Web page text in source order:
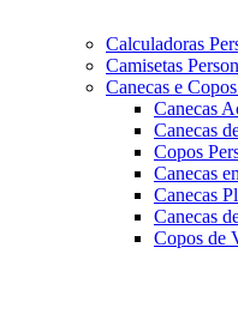
Calculadoras
Camisetas
Canecas e
Canecas
Canecas
Copos
Canecas
Canecas
Canecas
Copos de